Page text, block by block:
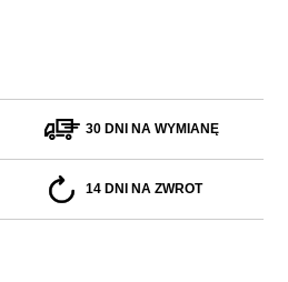
30 DNI NA WYMIANĘ
14 DNI NA ZWROT